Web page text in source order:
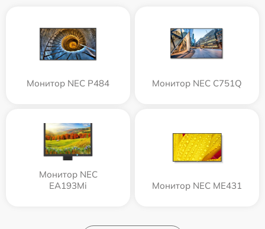
Монитор NEC P484 Монитор NEC C751Q
Монитор NEC
EA193Mi
Монитор NEC ME431